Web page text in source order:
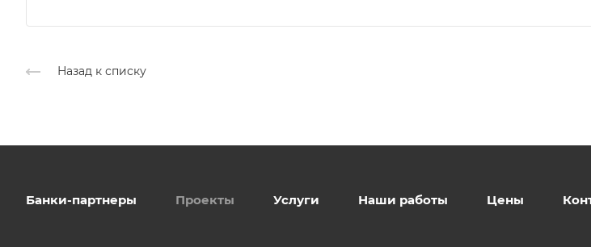
Назад к списку
Банки-партнеры Проекты Услуги Наши работы Цены